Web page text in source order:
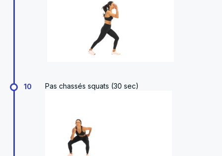
10 Pas chassés squats (30 sec)